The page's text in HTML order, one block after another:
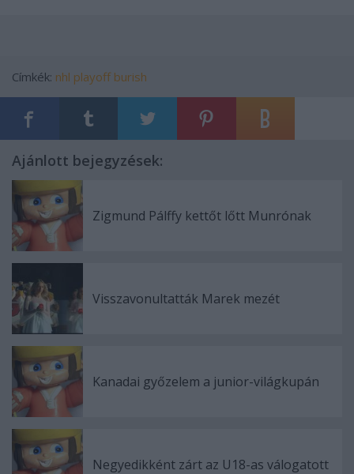
Címkék: nhl playoff burish
Ajánlott bejegyzések:
Zigmund Pálffy kettőt lőtt Munrónak
Visszavonultatták Marek mezét
Kanadai győzelem a junior-világkupán
Negyedikként zárt az U18-as válogatott